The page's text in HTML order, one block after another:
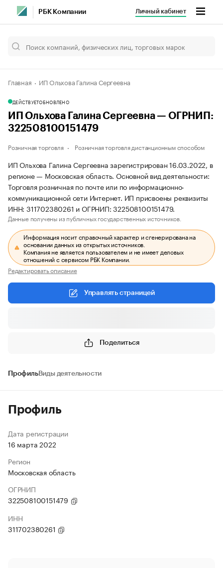
РБК Компании Личный кабинет
Главная ИП Ольхова Галина Сергеевна
ДЕЙСТВУЕТОБНОВЛЕНО
ИП Ольхова Галина Сергеевна — ОГРНИП:
322508100151479
Розничная торговля Розничная торговля дистанционным способом
ИП Ольхова Галина Сергеевна зарегистрирован 16.03.2022, в
регионе — Московская область. Основной вид деятельности:
Торговля розничная по почте или по информационно-
коммуникационной сети Интернет. ИП присвоены реквизиты
ИНН: 311702380261 и ОГРНИП: 322508100151479.
Данные получены из публичных государственных источников.
Информация носит справочный характер и сгенерирована на
основании данных из открытых источников.
Компания не является пользователем и не имеет деловых
отношений с сервисом РБК Компании.
Редактировать описание
Управлять страницей
Поделиться
ПрофильВиды деятельности
Профиль
Дата регистрации
16 марта 2022
Регион
Московская область
ОГРНИП
322508100151479
ИНН
311702380261